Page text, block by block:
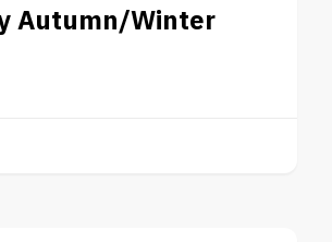
Autumn/Winter